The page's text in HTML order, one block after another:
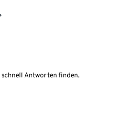
Antworten finden.